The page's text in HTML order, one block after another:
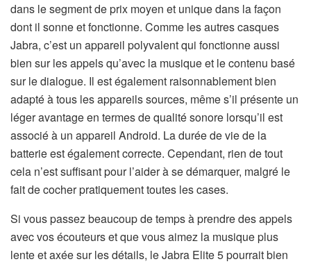
dans le segment de prix moyen et unique dans la façon
dont il sonne et fonctionne. Comme les autres casques
Jabra, c’est un appareil polyvalent qui fonctionne aussi
bien sur les appels qu’avec la musique et le contenu basé
sur le dialogue. Il est également raisonnablement bien
adapté à tous les appareils sources, même s’il présente un
léger avantage en termes de qualité sonore lorsqu’il est
associé à un appareil Android. La durée de vie de la
batterie est également correcte. Cependant, rien de tout
cela n’est suffisant pour l’aider à se démarquer, malgré le
fait de cocher pratiquement toutes les cases.
Si vous passez beaucoup de temps à prendre des appels
avec vos écouteurs et que vous aimez la musique plus
lente et axée sur les détails, le Jabra Elite 5 pourrait bien